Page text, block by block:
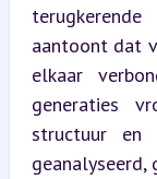
aantoont dat
elkaar
generaties
structuur en
geanalyseerd,